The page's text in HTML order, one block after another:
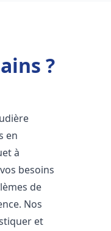
?
en
à
besoins
de
Nos
et